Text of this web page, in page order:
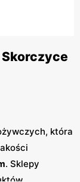
która
. Sklepy